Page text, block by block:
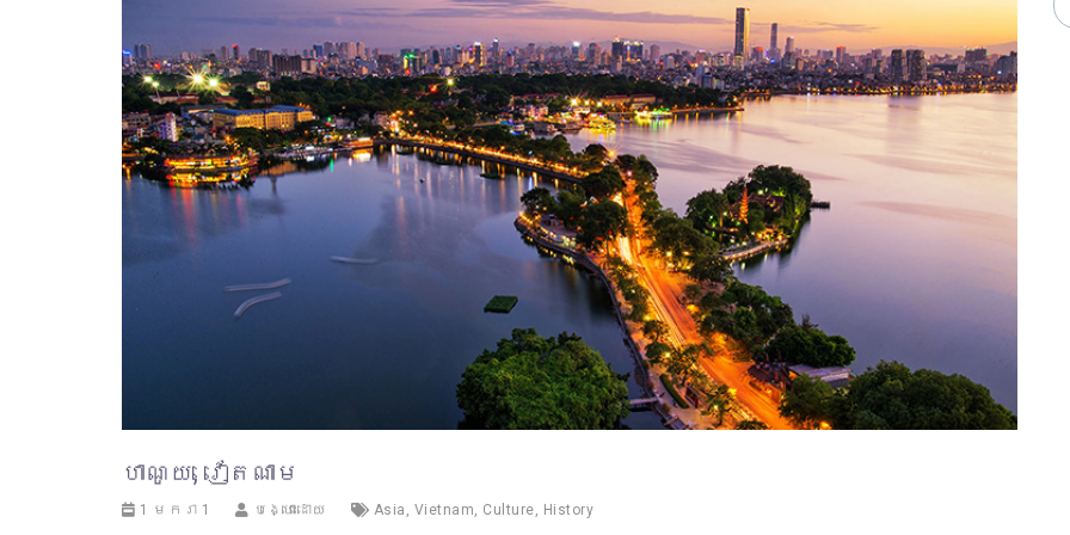
ហាណូយ, វៀតណាម
1 មករា 1 បង្ហោះដោយ Asia , Vietnam, Culture, History